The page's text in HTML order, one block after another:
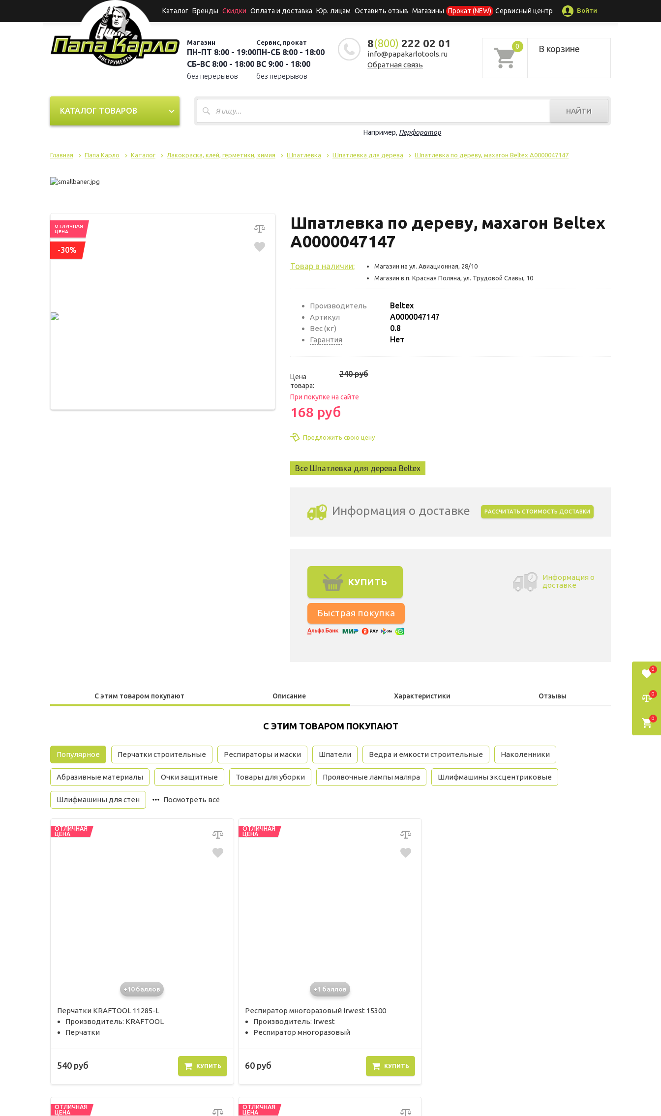
Каталог Бренды Скидки Оплата и доставка Юр. лицам Оставить отзыв Магазины Прокат (NEW) Сервисный центр Войти
Магазин
ПН-ПТ 8:00 - 19:00
СБ-ВС 8:00 - 18:00
без перерывов
Сервис, прокат
ПН-СБ 8:00 - 18:00
ВС 9:00 - 18:00
без перерывов
8(800) 222 02 01
info@papakarlotools.ru
Обратная связь
0 В корзине
НАЙТИ
Например, Перфоратор
КАТАЛОГ ТОВАРОВ
Главная Папа Карло Каталог Лакокраска, клей, герметики, химия Шпатлевка Шпатлевка для дерева Шпатлевка по дереву, махагон Beltex А0000047147
ОТЛИЧНАЯ
ЦЕНА
-30%
Шпатлевка по дереву, махагон Beltex
А0000047147
Товар в наличии:
Магазин на ул. Авиационная, 28/10
Магазин в п. Красная Поляна, ул. Трудовой Славы, 10
Производитель Beltex
Артикул А0000047147
Вес (кг) 0.8
Гарантия Нет
Цена
товара:
240 руб
При покупке на сайте
168 руб
Предложить свою цену
Все Шпатлевка для дерева Beltex
Информация о доставке РАССЧИТАТЬ СТОИМОСТЬ ДОСТАВКИ
КУПИТЬ
Информация о
доставке
С этим товаром покупают Описание Характеристики Отзывы
С ЭТИМ ТОВАРОМ ПОКУПАЮТ
Популярное Перчатки строительные Респираторы и маски Шпатели Ведра и емкости строительные Наколенники
Абразивные материалы Очки защитные Товары для уборки Проявочные лампы маляра Шлифмашины эксцентриковые
Шлифмашины для стен Посмотреть всё
ОТЛИЧНАЯ
ЦЕНА
+10 баллов
Перчатки KRAFTOOL 11285-L
Производитель: KRAFTOOL
Перчатки
540 руб КУПИТЬ
ОТЛИЧНАЯ
ЦЕНА
+1 баллов
Респиратор многоразовый Irwest 15300
Производитель: Irwest
Респиратор многоразовый
60 руб КУПИТЬ
ОТЛИЧНАЯ
ЦЕНА
ОТЛИЧНАЯ
ЦЕНА
0
0
0